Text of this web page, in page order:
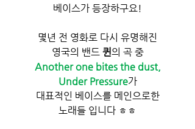
베이스가 등장하구요!
몇년 전 영화로 다시 유명해진
영국의 밴드 퀸의 곡 중
Another one bites the dust,
Under Pressure가
대표적인 베이스를 메인으로한
노래들 입니다 ㅎㅎ